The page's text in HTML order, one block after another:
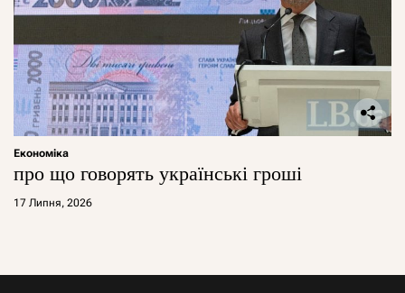
Економіка
про що говорять українські гроші
17 Липня, 2026